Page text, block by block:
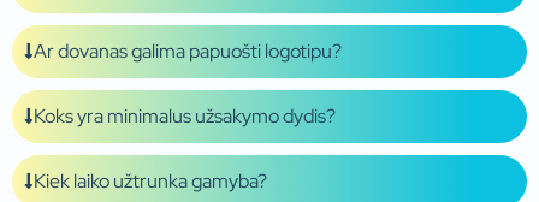
Ar dovanas galima papuošti logotipu?
Koks yra minimalus užsakymo dydis?
Kiek laiko užtrunka gamyba?